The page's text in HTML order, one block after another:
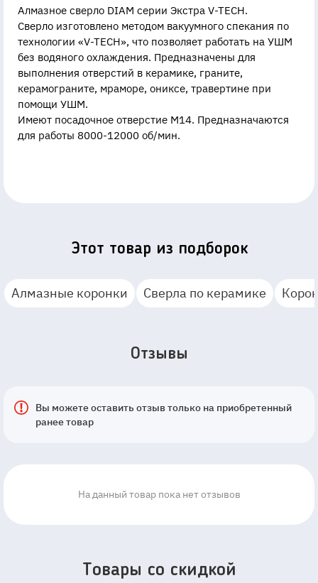
Алмазное сверло DIAM серии Экстра V-TECH.
Сверло изготовлено методом вакуумного спекания по
технологии «V-TECH», что позволяет работать на УШМ
без водяного охлаждения. Предназначены для
выполнения отверстий в керамике, граните,
керамограните, мраморе, ониксе, травертине при
помощи УШМ.
Имеют посадочное отверстие М14. Предназначаются
для работы 8000-12000 об/мин.
Этот товар из подборок
Алмазные коронки Сверла по керамике
Отзывы
Вы можете оставить отзыв только на приобретенный
ранее товар
На данный товар пока нет отзывов
Товары со скидкой